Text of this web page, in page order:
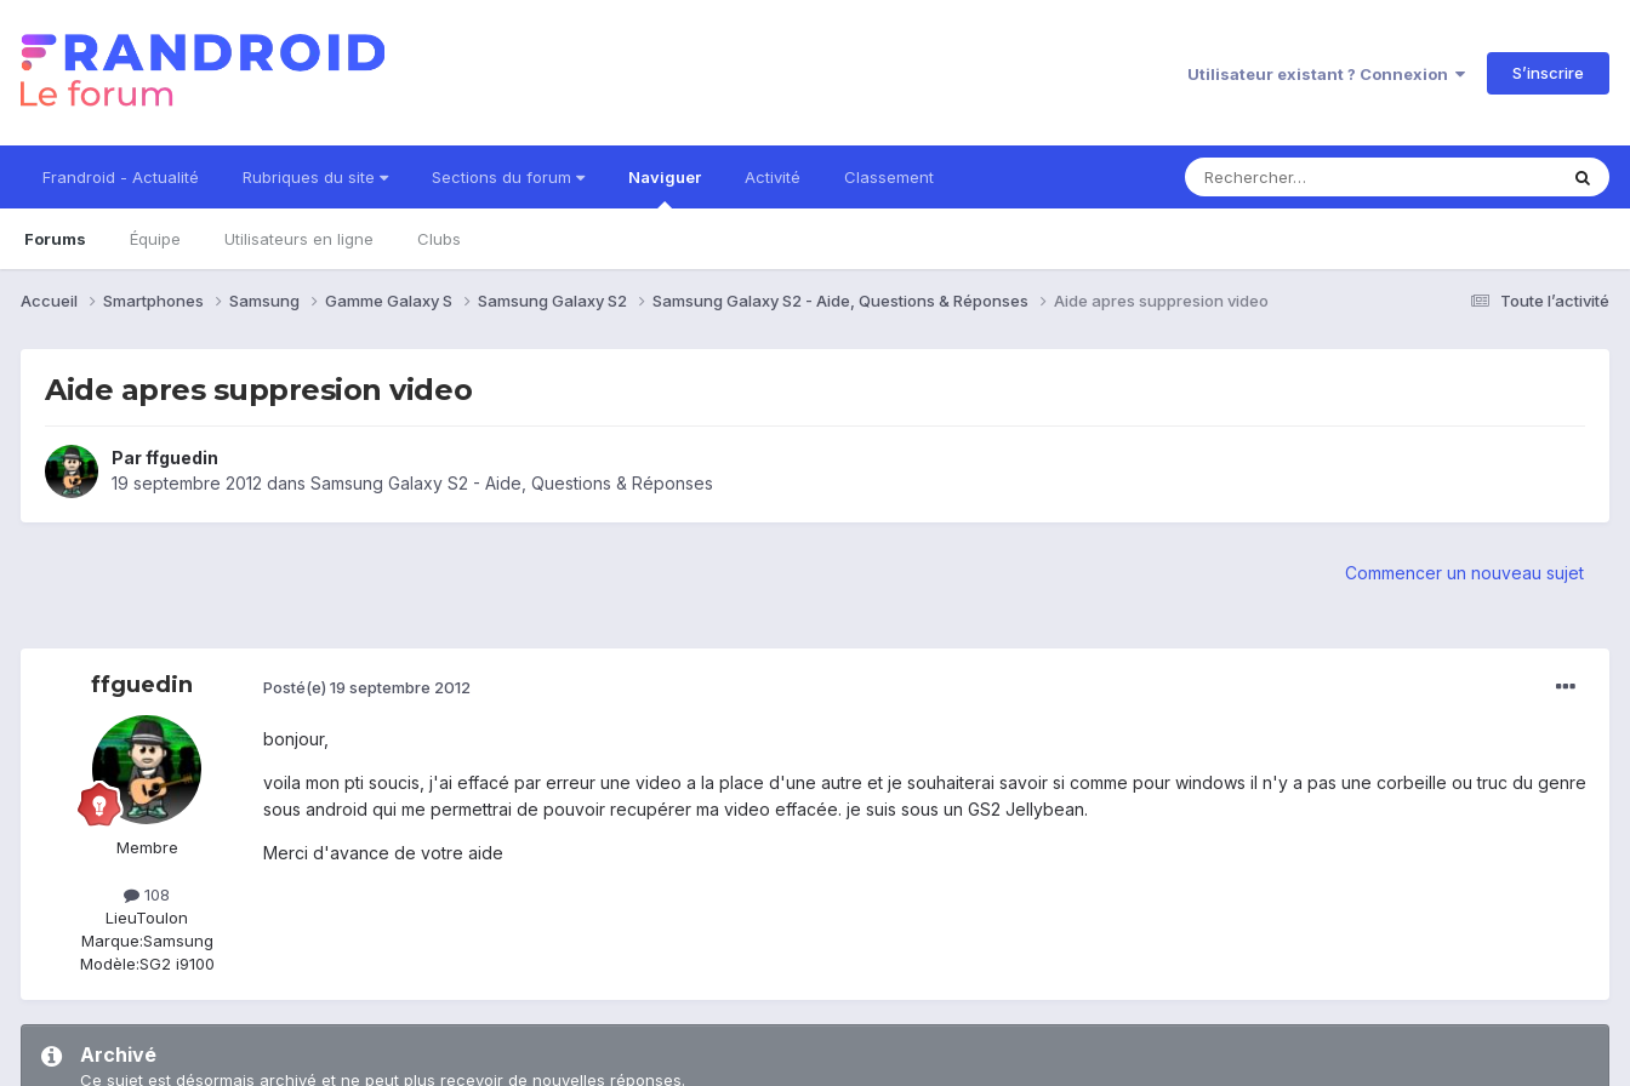
Utilisateur existant ? Connexion S’inscrire
Frandroid - Actualité Rubriques du site Sections du forum Naviguer
Forums Équipe Utilisateurs en ligne Clubs
Activité Classement
Toute l’activité
Accueil Smartphones Samsung Gamme Galaxy S Samsung Galaxy S2 Samsung Galaxy S2 - Aide, Questions & Réponses Aide apres suppresion video
Aide apres suppresion video
Parffguedin
19 septembre 2012 dans Samsung Galaxy S2 - Aide, Questions & Réponses
Commencer un nouveau sujet
ffguedin
Membre
108
LieuToulon
Marque:Samsung
Modèle:SG2 i9100
Posté(e) 19 septembre 2012
bonjour,
voila mon pti soucis, j'ai effacé par erreur une video a la place d'une autre et je souhaiterai savoir si comme pour windows il n'y a pas une corbeille ou truc du genre
sous android qui me permettrai de pouvoir recupérer ma video effacée. je suis sous un GS2 Jellybean.
Merci d'avance de votre aide
Archivé
Ce sujet est désormais archivé et ne peut plus recevoir de nouvelles réponses.